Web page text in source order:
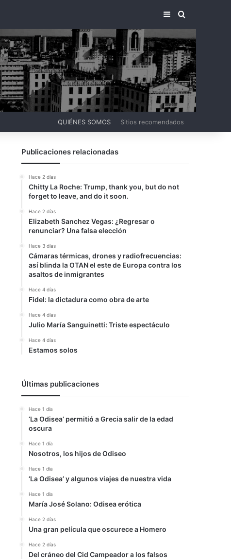
BARRA LATERAL
BUSCAR
QUIÉNES SOMOS Sitios recomendados
Publicaciones relacionadas
Hace 2 días
Chitty La Roche: Trump, thank you, but do not
forget to leave, and do it soon.
Hace 2 días
Elizabeth Sanchez Vegas: ¿Regresar o
renunciar? Una falsa elección
Hace 3 días
Cámaras térmicas, drones y radiofrecuencias:
así blinda la OTAN el este de Europa contra los
asaltos de inmigrantes
Hace 4 días
Fidel: la dictadura como obra de arte
Hace 4 días
Julio María Sanguinetti: Triste espectáculo
Hace 4 días
Estamos solos
Últimas publicaciones
Hace 1 día
‘La Odisea’ permitió a Grecia salir de la edad
oscura
Hace 1 día
Nosotros, los hijos de Odiseo
Hace 1 día
‘La Odisea’ y algunos viajes de nuestra vida
Hace 1 día
María José Solano: Odisea erótica
Hace 2 días
Una gran película que oscurece a Homero
Hace 2 días
Del cráneo del Cid Campeador a los falsos